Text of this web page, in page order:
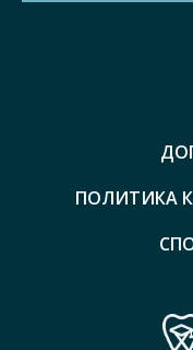
ПОЛИТИКА